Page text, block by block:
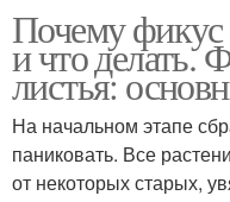
Почему фикус
и что делать.
листья:
На начальном этапе
паниковать. Все
от некоторых старых,